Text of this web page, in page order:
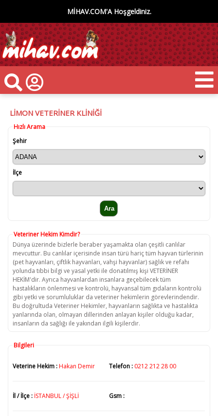
MİHAV.COM'A Hoşgeldiniz.
LİMON VETERİNER KLİNİĞİ
Hızlı Arama
Şehir
İlçe
Veteriner Hekim Kimdir?
Dünya üzerinde bizlerle beraber yaşamakta olan çeşitli canlılar
mevcuttur. Bu canlılar içerisinde insan türü hariç tüm hayvan türlerinin
(pet hayvanları, çiftlik hayvanları, vahşi hayvanlar) sağlık ve refahı
yolunda tıbbi bilgi ve yasal yetki ile donatılmış kişi VETERİNER
HEKİM'dir. Ayrıca hayvanlardan insanlara geçebilecek tüm
hastalıkların önlenmesi ve kontrolü, hayvansal tüm gıdaların kontrolü
gibi yetki ve sorumluluklar da veteriner hekimlerin görevlerindendir.
Bu doğrultuda Veteriner Hekimler, hayvanların sağlıkta ve hastalıkta
yanlarında olan, olmayan dillerinden anlayan kişiler olduğu kadar,
insanların da sağlığı ile yakından ilgili kişilerdir.
Bilgileri
Veterine Hekim :Hakan Demir Telefon : 0212 212 28 00
İl / İlçe : İSTANBUL / ŞİŞLİ Gsm :